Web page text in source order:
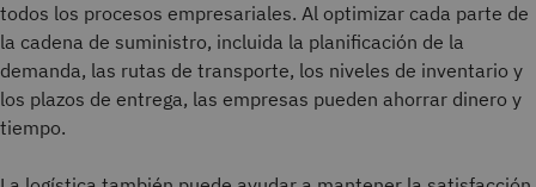
todos los procesos empresariales. Al optimizar cada parte de
la cadena de suministro, incluida la planificación de la
demanda, las rutas de transporte, los niveles de inventario y
los plazos de entrega, las empresas pueden ahorrar dinero y
tiempo.